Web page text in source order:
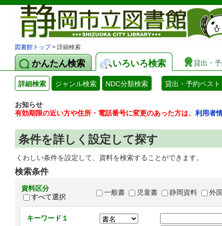
図書館トップ> 詳細検索
かんたん検索 いろいろ検索 貸出・
詳細検索 ジャンル検索 NDC分類検索 貸出・予約ベスト
お知らせ
有効期限の近い方や住所・電話番号に変更のあった方は、 利用者
条件を詳しく設定して探す
くわしい条件を設定して、資料を検索することができます。
検索条件
資料区分
すべて選択
一般書 児童書 静岡資料 外
キーワード１